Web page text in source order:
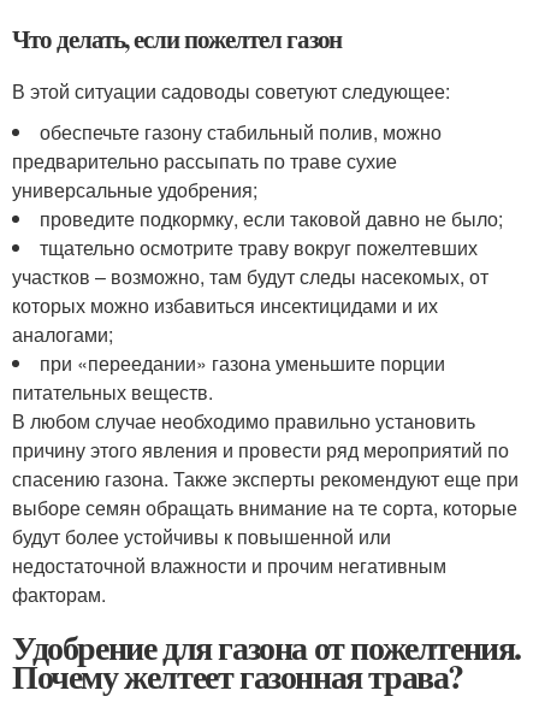
Что делать, если пожелтел газон
В этой ситуации садоводы советуют следующее:
обеспечьте газону стабильный полив, можно
предварительно рассыпать по траве сухие
универсальные удобрения;
проведите подкормку, если таковой давно не было;
тщательно осмотрите траву вокруг пожелтевших
участков – возможно, там будут следы насекомых, от
которых можно избавиться инсектицидами и их
аналогами;
при «переедании» газона уменьшите порции
питательных веществ.
В любом случае необходимо правильно установить
причину этого явления и провести ряд мероприятий по
спасению газона. Также эксперты рекомендуют еще при
выборе семян обращать внимание на те сорта, которые
будут более устойчивы к повышенной или
недостаточной влажности и прочим негативным
факторам.
Удобрение для газона от пожелтения.
Почему желтеет газонная трава?